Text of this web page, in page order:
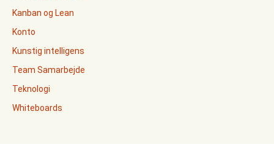
Kanban og Lean
Konto
Kunstig intelligens
Team Samarbejde
Teknologi
Whiteboards